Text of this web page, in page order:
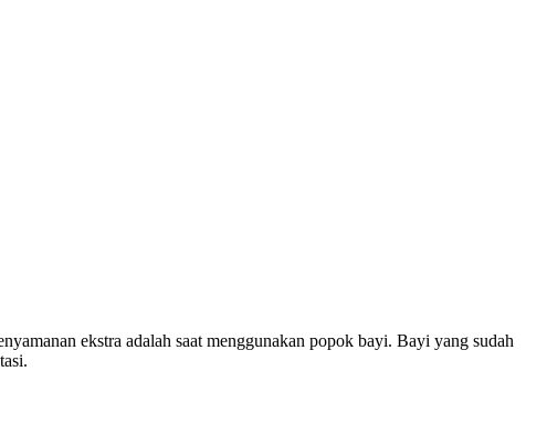
ekstra adalah saat menggunakan popok bayi. Bayi yang sudah